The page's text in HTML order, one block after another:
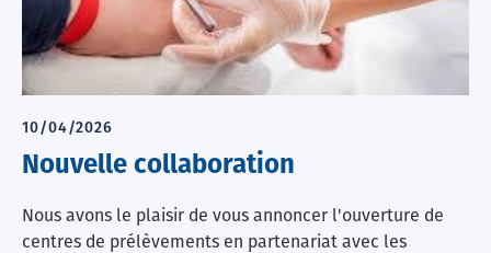
10/04/2026
Nouvelle collaboration
Nous avons le plaisir de vous annoncer l'ouverture de
centres de prélèvements en partenariat avec les